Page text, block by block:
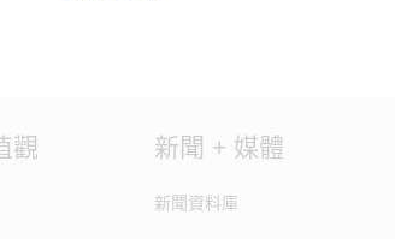
觀 新聞 + 媒體
新聞資料庫